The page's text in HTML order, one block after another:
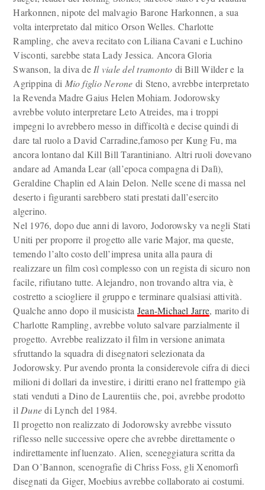
Harkonnen, nipote del malvagio Barone Harkonnen, a sua
volta interpretato dal mitico Orson Welles. Charlotte
Rampling, che aveva recitato con Liliana Cavani e Luchino
Visconti, sarebbe stata Lady Jessica. Ancora Gloria
Swanson, la diva de Il viale del tramonto di Bill Wilder e la
Agrippina di Mio figlio Nerone di Steno, avrebbe interpretato
la Revenda Madre Gaius Helen Mohiam. Jodorowsky
avrebbe voluto interpretare Leto Atreides, ma i troppi
impegni lo avrebbero messo in difficoltà e decise quindi di
dare tal ruolo a David Carradine,famoso per Kung Fu, ma
ancora lontano dal Kill Bill Tarantiniano. Altri ruoli dovevano
andare ad Amanda Lear (all’epoca compagna di Dalì),
Geraldine Chaplin ed Alain Delon. Nelle scene di massa nel
deserto i figuranti sarebbero stati prestati dall’esercito
algerino.
Nel 1976, dopo due anni di lavoro, Jodorowsky va negli Stati
Uniti per proporre il progetto alle varie Major, ma queste,
temendo l’alto costo dell’impresa unita alla paura di
realizzare un film così complesso con un regista di sicuro non
facile, rifiutano tutte. Alejandro, non trovando altra via, è
costretto a sciogliere il gruppo e terminare qualsiasi attività.
Qualche anno dopo il musicista Jean-Michael Jarre, marito di
Charlotte Rampling, avrebbe voluto salvare parzialmente il
progetto. Avrebbe realizzato il film in versione animata
sfruttando la squadra di disegnatori selezionata da
Jodorowsky. Pur avendo pronta la considerevole cifra di dieci
milioni di dollari da investire, i diritti erano nel frattempo già
stati venduti a Dino de Laurentiis che, poi, avrebbe prodotto
il Dunedi Lynch del 1984.
Il progetto non realizzato di Jodorowsky avrebbe vissuto
riflesso nelle successive opere che avrebbe direttamente o
indirettamente influenzato. Alien, sceneggiatura scritta da
Dan O’Bannon, scenografie di Chriss Foss, gli Xenomorfi
disegnati da Giger, Moebius avrebbe collaborato ai costumi.